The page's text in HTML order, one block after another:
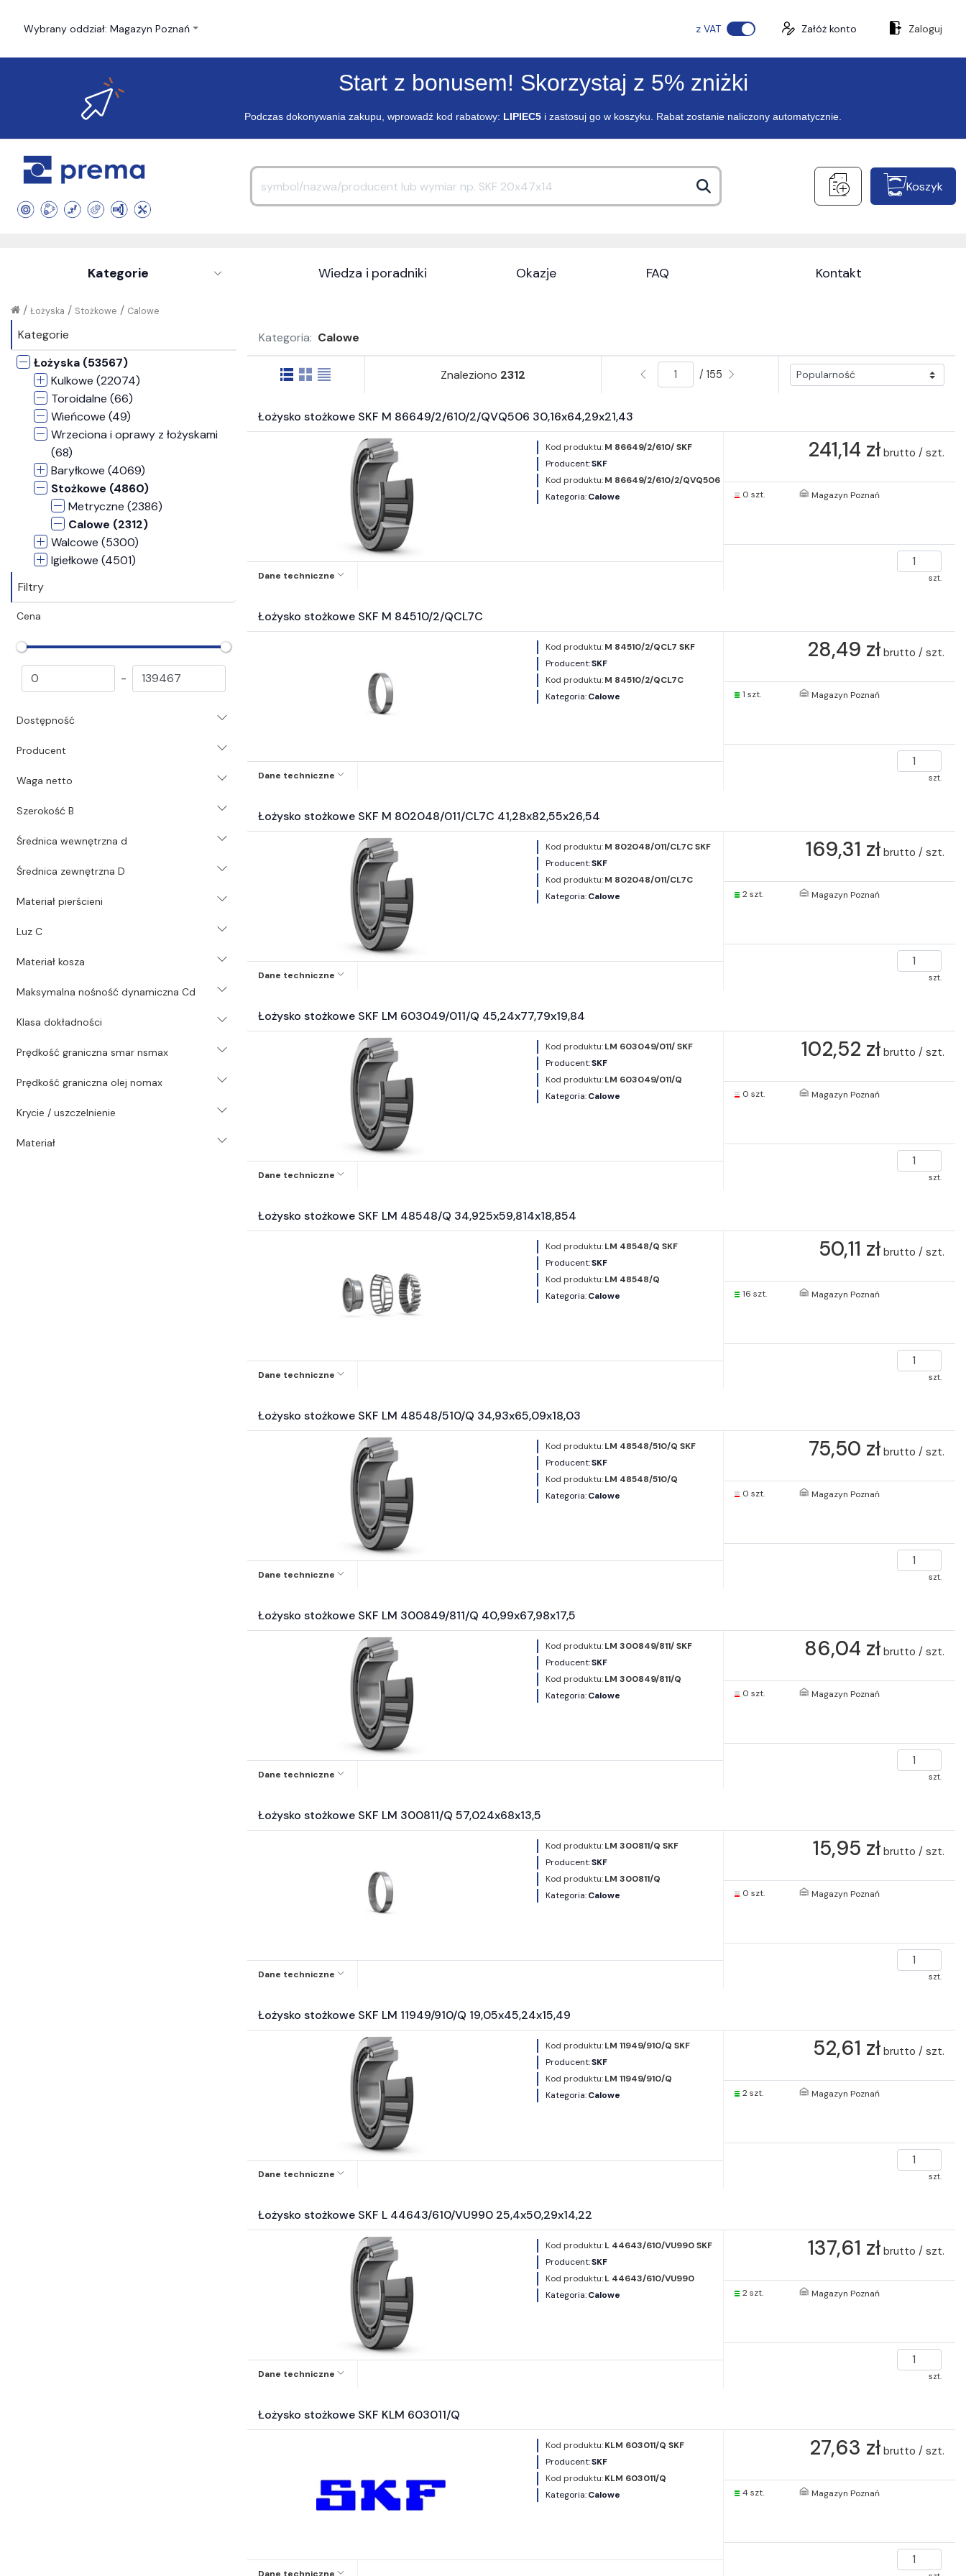
Wybrany oddział: Magazyn Poznań z VAT Załóż konto Zaloguj
Start z bonusem! Skorzystaj z 5% zniżki
Podczas dokonywania zakupu, wprowadź kod rabatowy: LIPIEC5 i zastosuj go w koszyku. Rabat zostanie naliczony automatycznie.
Koszyk
Kategorie Wiedza i poradniki Okazje FAQ Kontakt
Calowe
/
Stożkowe
/
Łożyska
/
Kategorie
Łożyska (53567)
Kulkowe (22074)
Toroidalne (66)
Wieńcowe (49)
Wrzeciona i oprawy z łożyskami
(68)
Baryłkowe (4069)
Stożkowe (4860)
Metryczne (2386)
Calowe (2312)
Walcowe (5300)
Igiełkowe (4501)
Rolki prowadzące (1516)
Akcesoria do łożysk (7830)
Pasy i koła pasowe (23206)
Koła zębate i listwy zębate (826)
Przekładnie (746)
Technika liniowa (8528)
Silniki i akcesoria silnikowe (144)
Systemy i środki smarowania (3532)
Narzędzia (1827)
Świece (203)
Hydraulika (1488)
Mocowania mechaniczne (2583)
Samochodowe Zestawy naprawcze i
Surowce energetyczne i paliwa (19)
Katalogi* (3)
Filtry inne* (504)
Elektrotechnika (4641)
Pompy (42)
Technika transportu wewnętrznego
Filtry
Cena
-
Dostępność
Producent
Waga netto
Szerokość B
Średnica wewnętrzna d
Średnica zewnętrzna D
Materiał pierścieni
Luz C
Materiał kosza
Maksymalna nośność dynamiczna Cd
Klasa dokładności
Prędkość graniczna smar nsmax
Prędkość graniczna olej nomax
Krycie / uszczelnienie
Materiał
Kategoria: Calowe
Znaleziono 2312 / 155
Łożysko stożkowe SKF M 86649/2/610/2/QVQ506 30,16x64,29x21,43
Kod produktu:M 86649/2/610/ SKF
Producent:SKF
Kod produktu:M 86649/2/610/2/QVQ506
Kategoria:Calowe
Dane techniczne
241,14 zł brutto / szt.
0 szt. Magazyn Poznań
szt.
Łożysko stożkowe SKF M 84510/2/QCL7C
Kod produktu:M 84510/2/QCL7 SKF
Producent:SKF
Kod produktu:M 84510/2/QCL7C
Kategoria:Calowe
Dane techniczne
28,49 zł brutto / szt.
1 szt. Magazyn Poznań
szt.
Łożysko stożkowe SKF M 802048/011/CL7C 41,28x82,55x26,54
Kod produktu:M 802048/011/CL7C SKF
Producent:SKF
Kod produktu:M 802048/011/CL7C
Kategoria:Calowe
Dane techniczne
169,31 zł brutto / szt.
2 szt. Magazyn Poznań
szt.
Łożysko stożkowe SKF LM 603049/011/Q 45,24x77,79x19,84
Kod produktu:LM 603049/011/ SKF
Producent:SKF
Kod produktu:LM 603049/011/Q
Kategoria:Calowe
Dane techniczne
102,52 zł brutto / szt.
0 szt. Magazyn Poznań
szt.
Łożysko stożkowe SKF LM 48548/Q 34,925x59,814x18,854
Kod produktu:LM 48548/Q SKF
Producent:SKF
Kod produktu:LM 48548/Q
Kategoria:Calowe
Dane techniczne
50,11 zł brutto / szt.
16 szt. Magazyn Poznań
szt.
Łożysko stożkowe SKF LM 48548/510/Q 34,93x65,09x18,03
Kod produktu:LM 48548/510/Q SKF
Producent:SKF
Kod produktu:LM 48548/510/Q
Kategoria:Calowe
Dane techniczne
75,50 zł brutto / szt.
0 szt. Magazyn Poznań
szt.
Łożysko stożkowe SKF LM 300849/811/Q 40,99x67,98x17,5
Kod produktu:LM 300849/811/ SKF
Producent:SKF
Kod produktu:LM 300849/811/Q
Kategoria:Calowe
Dane techniczne
86,04 zł brutto / szt.
0 szt. Magazyn Poznań
szt.
Łożysko stożkowe SKF LM 300811/Q 57,024x68x13,5
Kod produktu:LM 300811/Q SKF
Producent:SKF
Kod produktu:LM 300811/Q
Kategoria:Calowe
Dane techniczne
15,95 zł brutto / szt.
0 szt. Magazyn Poznań
szt.
Łożysko stożkowe SKF LM 11949/910/Q 19,05x45,24x15,49
Kod produktu:LM 11949/910/Q SKF
Producent:SKF
Kod produktu:LM 11949/910/Q
Kategoria:Calowe
Dane techniczne
52,61 zł brutto / szt.
2 szt. Magazyn Poznań
szt.
Łożysko stożkowe SKF L 44643/610/VU990 25,4x50,29x14,22
Kod produktu:L 44643/610/VU990 SKF
Producent:SKF
Kod produktu:L 44643/610/VU990
Kategoria:Calowe
Dane techniczne
137,61 zł brutto / szt.
2 szt. Magazyn Poznań
szt.
Łożysko stożkowe SKF KLM 603011/Q
Kod produktu:KLM 603011/Q SKF
Producent:SKF
Kod produktu:KLM 603011/Q
Kategoria:Calowe
Dane techniczne
27,63 zł brutto / szt.
4 szt. Magazyn Poznań